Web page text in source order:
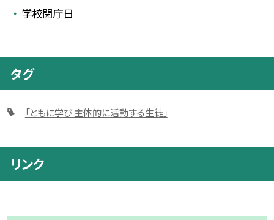
学校閉庁日
タグ
「ともに学び 主体的に活動する生徒」
リンク